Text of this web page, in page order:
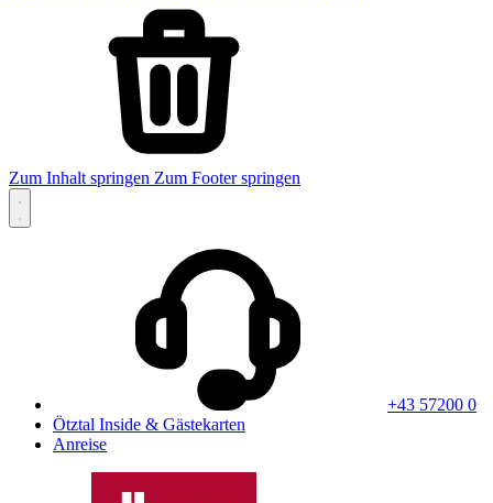
Zum Inhalt springen Zum Footer springen
+43 57200 0
Ötztal Inside & Gästekarten
Anreise